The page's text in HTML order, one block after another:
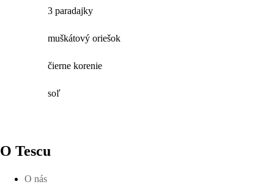
3 paradajky
muškátový oriešok
čierne korenie
soľ
O Tescu
O nás